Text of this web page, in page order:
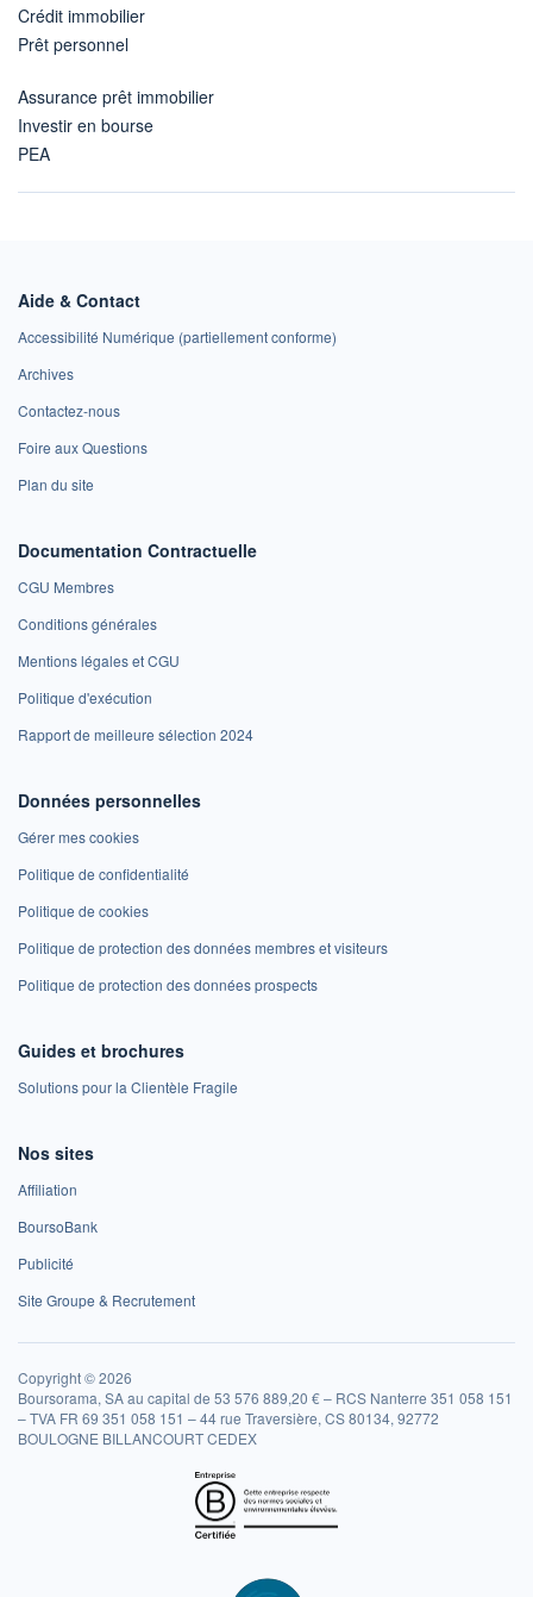
Crédit immobilier
Prêt personnel
Assurance prêt immobilier
Investir en bourse
PEA
Aide & Contact
Accessibilité Numérique (partiellement conforme)
Archives
Contactez-nous
Foire aux Questions
Plan du site
Documentation Contractuelle
CGU Membres
Conditions générales
Mentions légales et CGU
Politique d'exécution
Rapport de meilleure sélection 2024
Données personnelles
Gérer mes cookies
Politique de confidentialité
Politique de cookies
Politique de protection des données membres et visiteurs
Politique de protection des données prospects
Guides et brochures
Solutions pour la Clientèle Fragile
Nos sites
Affiliation
BoursoBank
Publicité
Site Groupe & Recrutement
Copyright © 2026
Boursorama, SA au capital de 53 576 889,20 € – RCS Nanterre 351 058 151
– TVA FR 69 351 058 151 – 44 rue Traversière, CS 80134, 92772
BOULOGNE BILLANCOURT CEDEX